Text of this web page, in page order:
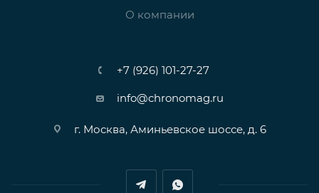
О компании
+7 (926) 101-27-27
info@chronomag.ru
г. Москва, Аминьевское шоссе, д. 6